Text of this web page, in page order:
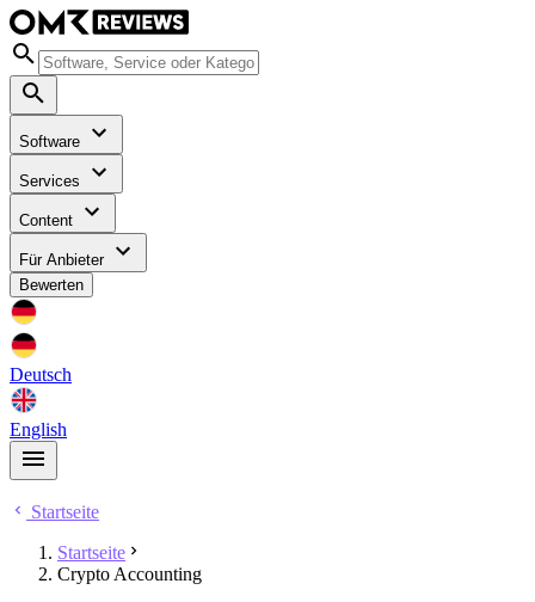
Software
Services
Content
Für Anbieter
Bewerten
Deutsch
English
Startseite
Startseite
Crypto Accounting